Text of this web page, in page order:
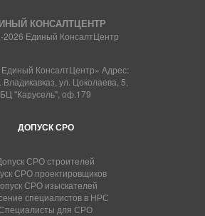
КОНСАЛТЦЕНТР
2026 Единый КонсалтЦентр
КонсалтЦентр» Адрес:
Владикавказ, ул. Цоколаева, 5,
БЦ "Карусель", оф.179
ДОПУСК СРО
СРО строителей
СРО проектировщиков
СРО изыскателей
специалистов в НРС
для СРО